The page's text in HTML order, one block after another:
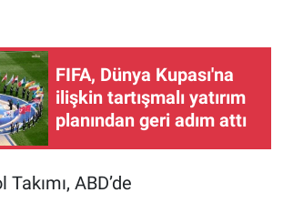
FIFA, Dünya Kupası'na
ilişkin tartışmalı yatırım
planından geri adım attı